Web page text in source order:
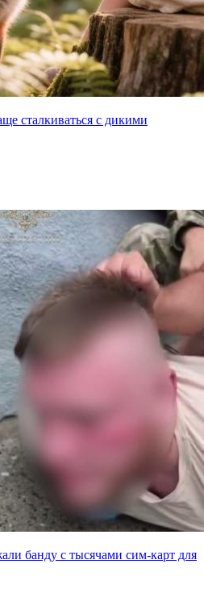
сталкиваться с дикими
банду с тысячами сим-карт для